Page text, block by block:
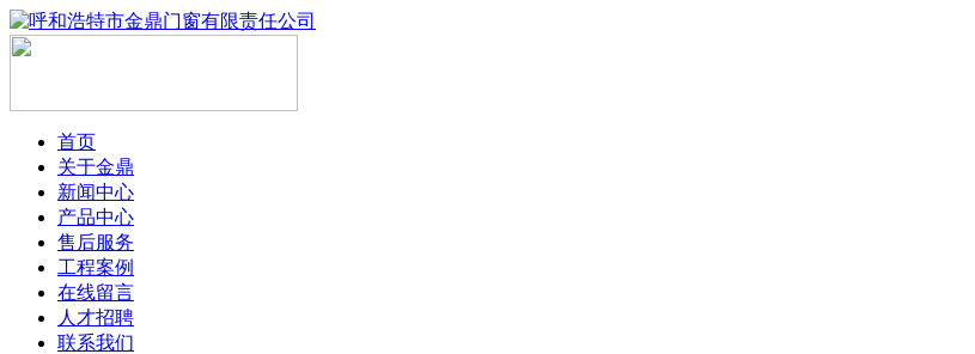
首页
关于金鼎
新闻中心
产品中心
售后服务
工程案例
在线留言
人才招聘
联系我们